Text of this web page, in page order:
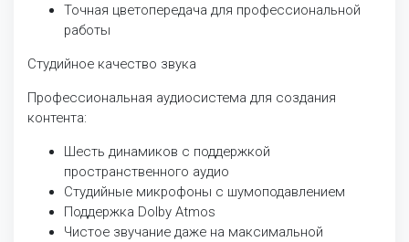
Точная цветопередача для профессиональной
работы
Студийное качество звука
Профессиональная аудиосистема для создания
контента:
Шесть динамиков с поддержкой
пространственного аудио
Студийные микрофоны с шумоподавлением
Поддержка Dolby Atmos
Чистое звучание даже на максимальной